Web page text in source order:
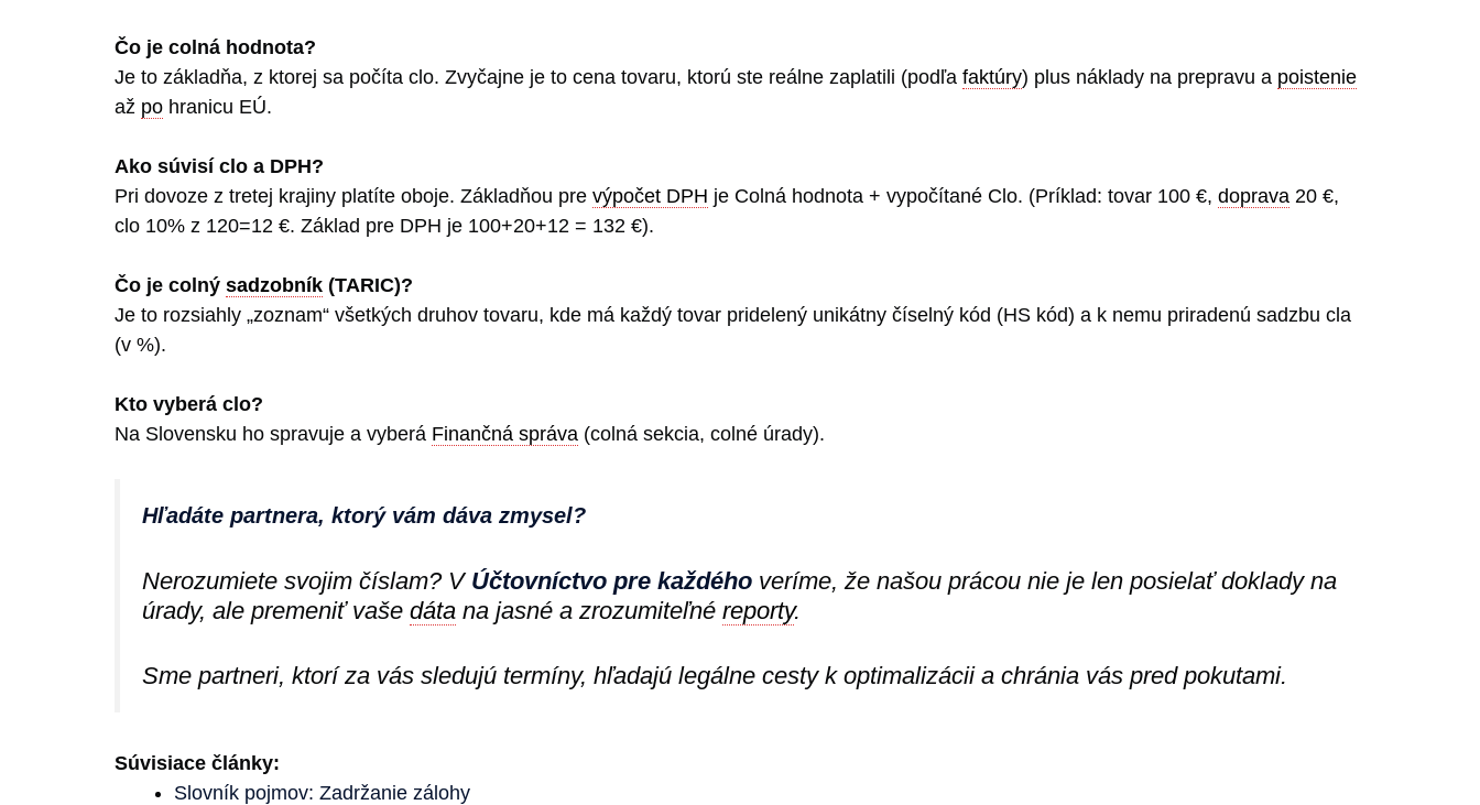
Čo je colná hodnota?
Je to základňa, z ktorej sa počíta clo. Zvyčajne je to cena tovaru, ktorú ste reálne zaplatili (podľa faktúry) plus náklady na prepravu a poistenie
až po hranicu EÚ.
Ako súvisí clo a DPH?
Pri dovoze z tretej krajiny platíte oboje. Základňou pre výpočet DPH je Colná hodnota + vypočítané Clo. (Príklad: tovar 100 €, doprava 20 €,
clo 10% z 120=12 €. Základ pre DPH je 100+20+12 = 132 €).
Čo je colný sadzobník (TARIC)?
Je to rozsiahly „zoznam“ všetkých druhov tovaru, kde má každý tovar pridelený unikátny číselný kód (HS kód) a k nemu priradenú sadzbu cla
(v %).
Kto vyberá clo?
Na Slovensku ho spravuje a vyberá Finančná správa (colná sekcia, colné úrady).
Hľadáte partnera, ktorý vám dáva zmysel?
Nerozumiete svojim číslam? V Účtovníctvo pre každého veríme, že našou prácou nie je len posielať doklady na
úrady, ale premeniť vaše dáta na jasné a zrozumiteľné reporty.
Sme partneri, ktorí za vás sledujú termíny, hľadajú legálne cesty k optimalizácii a chránia vás pred pokutami.
Súvisiace články:
Slovník pojmov: Zadržanie zálohy